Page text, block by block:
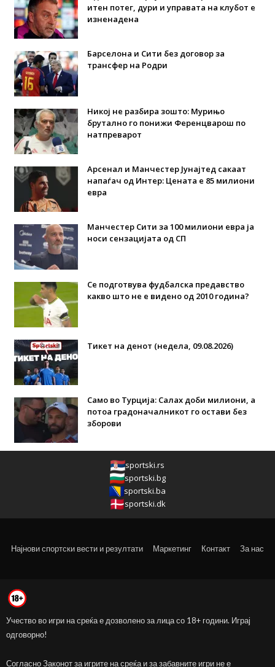
итен потег, дури и управата на клубот е
изненадена
Барселона и Сити без договор за
трансфер на Родри
Никој не разбира зошто: Мурињо
брутално го понижи Ференцварош по
натпреварот
Арсенал и Манчестер Јунајтед сакаат
напаѓач од Интер: Цената е 85 милиони
евра
Манчестер Сити за 100 милиони евра ја
носи сензацијата од СП
Се подготвува фудбалска предавство
какво што не е видено од 2010 година?
Тикет на денот (недела, 09.08.2026)
Само во Турција: Салах доби милиони, а
потоа градоначалникот го остави без
зборови
sportski.rs
sportski.bg
sportski.ba
sportski.dk
Најнови спортски вести и резултати Маркетинг Контакт За нас
Учество во игри на среќа е дозволено за лица со 18+ години. Играј
одговорно!
Согласно Законот за игрите на среќа и за забавните игри не е